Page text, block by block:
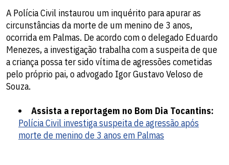
A Polícia Civil instaurou um inquérito para apurar as
circunstâncias da morte de um menino de 3 anos,
ocorrida em Palmas. De acordo com o delegado Eduardo
Menezes, a investigação trabalha com a suspeita de que
a criança possa ter sido vítima de agressões cometidas
pelo próprio pai, o advogado Igor Gustavo Veloso de
Souza.
Assista a reportagem no Bom Dia Tocantins:
Polícia Civil investiga suspeita de agressão após
morte de menino de 3 anos em Palmas